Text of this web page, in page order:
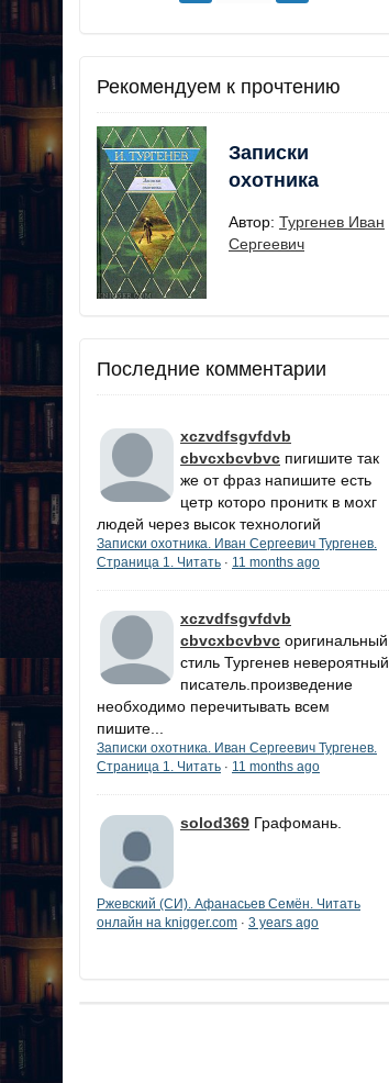
Рекомендуем к прочтению
Записки
охотника
Автор: Тургенев Иван
Сергеевич
Последние комментарии
xczvdfsgvfdvb
cbvcxbcvbvc пигишите так
же от фраз напишите есть
цетр которо пронитк в мохг
людей через высок технологий
Записки охотника. Иван Сергеевич Тургенев.
Страница 1. Читать · 11 months ago
xczvdfsgvfdvb
cbvcxbcvbvc оригинальный
стиль Тургенев невероятный
писатель.произведение
необходимо перечитывать всем
пишите...
Записки охотника. Иван Сергеевич Тургенев.
Страница 1. Читать · 11 months ago
solod369 Графомань.
Ржевский (СИ). Афанасьев Семён. Читать
онлайн на knigger.com · 3 years ago